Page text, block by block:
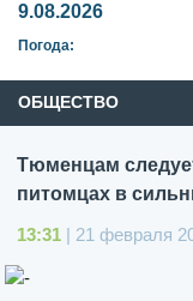
9.08.2026
Погода:
ОБЩЕСТВО
Тюменцам
питомцах в
13:31 | 21 февраля